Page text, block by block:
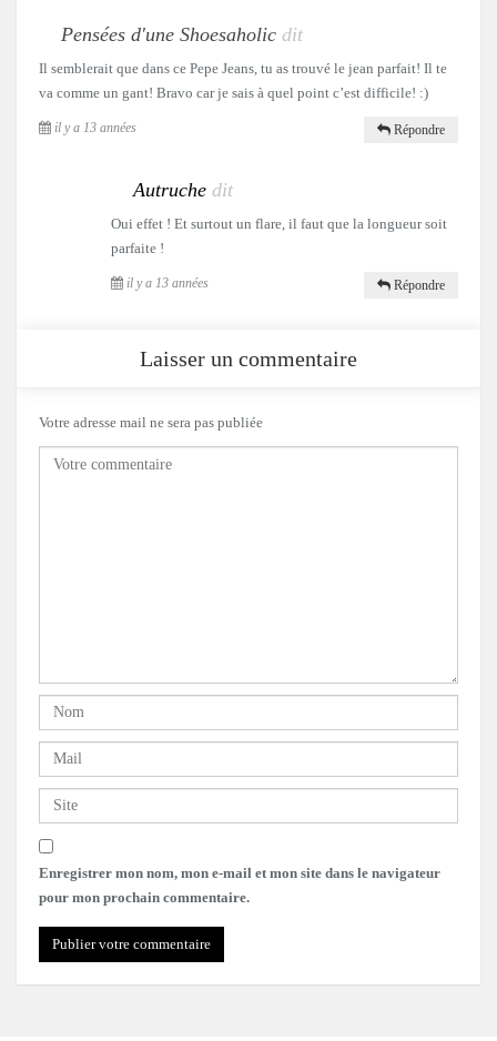
Pensées d'une Shoesaholic dit
Il semblerait que dans ce Pepe Jeans, tu as trouvé le jean parfait! Il te
va comme un gant! Bravo car je sais à quel point c’est difficile! :)
il y a 13 années Répondre
Autruche dit
Oui effet ! Et surtout un flare, il faut que la longueur soit
parfaite !
il y a 13 années Répondre
Laisser un commentaire
Votre adresse mail ne sera pas publiée
Enregistrer mon nom, mon e-mail et mon site dans le navigateur
pour mon prochain commentaire.